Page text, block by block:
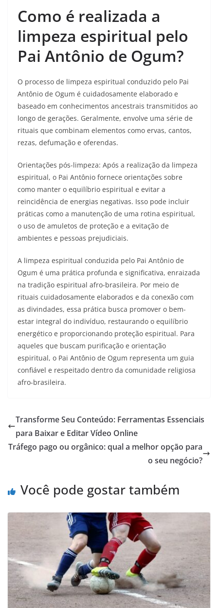
Como é realizada a
limpeza espiritual pelo
Pai Antônio de Ogum?
O processo de limpeza espiritual conduzido pelo Pai
Antônio de Ogum é cuidadosamente elaborado e
baseado em conhecimentos ancestrais transmitidos ao
longo de gerações. Geralmente, envolve uma série de
rituais que combinam elementos como ervas, cantos,
rezas, defumação e oferendas.
Orientações pós-limpeza: Após a realização da limpeza
espiritual, o Pai Antônio fornece orientações sobre
como manter o equilíbrio espiritual e evitar a
reincidência de energias negativas. Isso pode incluir
práticas como a manutenção de uma rotina espiritual,
o uso de amuletos de proteção e a evitação de
ambientes e pessoas prejudiciais.
A limpeza espiritual conduzida pelo Pai Antônio de
Ogum é uma prática profunda e significativa, enraizada
na tradição espiritual afro-brasileira. Por meio de
rituais cuidadosamente elaborados e da conexão com
as divindades, essa prática busca promover o bem-
estar integral do indivíduo, restaurando o equilíbrio
energético e proporcionando proteção espiritual. Para
aqueles que buscam purificação e orientação
espiritual, o Pai Antônio de Ogum representa um guia
confiável e respeitado dentro da comunidade religiosa
afro-brasileira.
Transforme Seu Conteúdo: Ferramentas Essenciais
para Baixar e Editar Vídeo Online
Tráfego pago ou orgânico: qual a melhor opção para
o seu negócio?
Você pode gostar também